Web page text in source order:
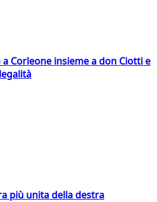
Corleone insieme a don Ciotti e
più unita della destra